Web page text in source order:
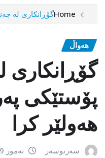
Homeگۆڕانکاری لە
هەواڵ
گۆڕانکاری
پۆستێکی
هەولێر کرا
سەرنوسەر تەموز 9, 2026